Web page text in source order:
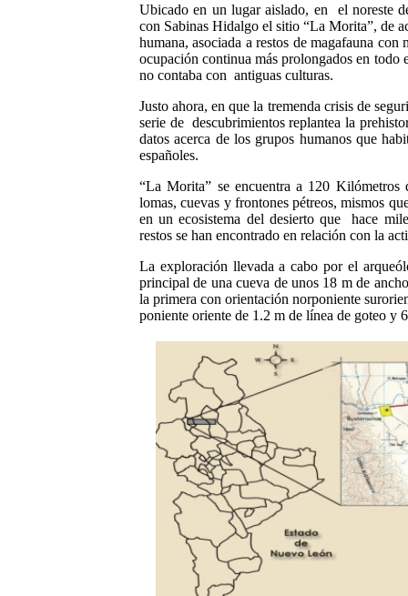
Ubicado en un lugar aislado, en
el noreste
con Sabinas Hidalgo el sitio “La Morita”, de
humana, asociada a restos de magafauna
ocupación continua más prolongados en todo
no contaba con antiguas culturas.
Justo ahora, en que la tremenda crisis de
serie de descubrimientos replantea la
datos acerca de los grupos humanos que
españoles.
“La Morita” se encuentra a 120 Kilómetros
lomas, cuevas y frontones pétreos, mismos
en un ecosistema del desierto que
hace
restos se han encontrado en relación con la
La exploración llevada a cabo por el
principal de una cueva de unos 18 m de
la primera con orientación norponiente
poniente oriente de 1.2 m de línea de goteo y